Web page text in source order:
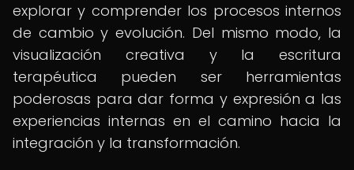
explorar y comprender los procesos internos
de cambio y evolución. Del mismo modo, la
visualización creativa y la escritura
terapéutica pueden ser herramientas
poderosas para dar forma y expresión a las
experiencias internas en el camino hacia la
integración y la transformación.